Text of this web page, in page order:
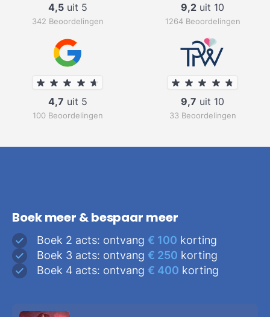
4,5uit 5
342 Beoordelingen
9,2 uit 10
1264 Beoordelingen
4,7 uit 5
100 Beoordelingen
9,7 uit 10
33 Beoordelingen
Boek meer & bespaar meer
Boek 2 acts: ontvang € 100 korting
Boek 3 acts: ontvang € 250 korting
Boek 4 acts: ontvang € 400 korting